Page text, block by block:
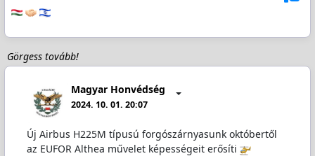
Görgess tovább!
Magyar Honvédség
2024. 10. 01. 20:07
Új Airbus H225M típusú forgószárnyasunk októbertől
az EUFOR Althea művelet képességeit erősíti